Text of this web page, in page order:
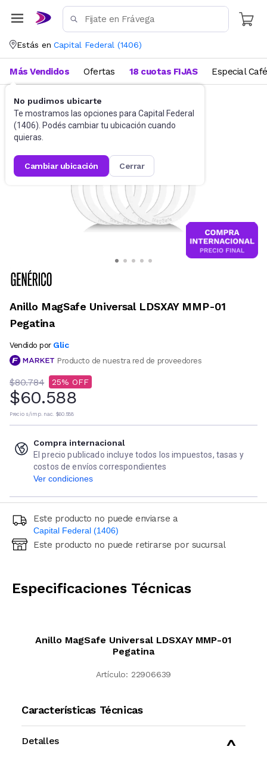
Estás en Capital Federal (1406)
No pudimos ubicarte
Te mostramos las opciones para Capital Federal
(1406). Podés cambiar tu ubicación cuando
quieras.
cambiar ubicación cerrar
Más Vendidos Ofertas 18 cuotas FIJAS Especial Café
Accesorios para Celulares
Anillo MagSafe Universal LDSXAY MMP-01
Pegatina
Vendido por Glic
Producto de nuestra red de proveedores
$80.784 25
$60.588
Precio s/imp. nac. $60.588
Compra internacional
El precio publicado incluye todos los impuestos, tasas y
costos de envíos correspondientes
Ver condiciones
Este producto no puede enviarse a
Capital Federal (1406)
Ingresá código postal (sólo números)
Este producto no puede retirarse por sucursal
Especificaciones Técnicas
Anillo MagSafe Universal LDSXAY MMP-01
Pegatina
Artículo: 22906639
Características Técnicas
Detalles